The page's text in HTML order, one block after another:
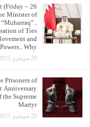
(Friday – 26
Minister of
of Ties
and
Why?
29 سبتمبر 2025
Prisoners of
Anniversary
Supreme
Martyr
29 سبتمبر 2025